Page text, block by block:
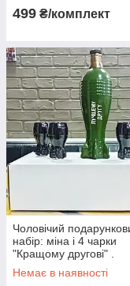
499 ₴/комплект
Чоловічий
набір: міна і 4 чарки
"Кращому другові" .
Подарунок другові.
бойовий резерв.
Немає в наявності